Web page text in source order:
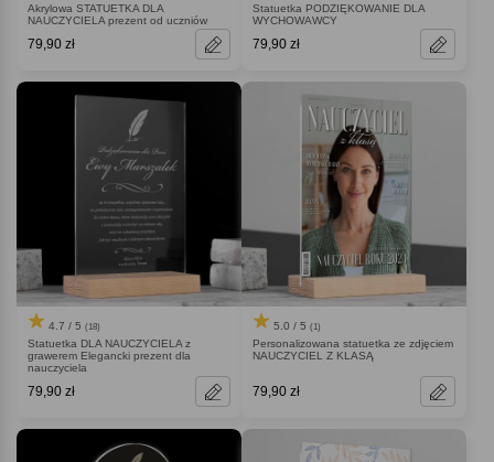
Akrylowa STATUETKA DLA
NAUCZYCIELA prezent od uczniów
79,90 zł
Statuetka PODZIĘKOWANIE DLA
WYCHOWAWCY
79,90 zł
4.7 / 5 (18)
Statuetka DLA NAUCZYCIELA z
grawerem Elegancki prezent dla
nauczyciela
79,90 zł
5.0 / 5 (1)
Personalizowana statuetka ze zdjęciem
NAUCZYCIEL Z KLASĄ
79,90 zł